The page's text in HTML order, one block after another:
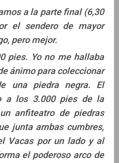
a la parte final (6,30
el sendero de mayor
pero mejor.
pies. Yo no me hallaba
ánimo para coleccionar
una piedra negra. El
a los 3.000 pies de la
anfiteatro de piedras
junta ambas cumbres,
Vacas por un lado y al
el poderoso arco de